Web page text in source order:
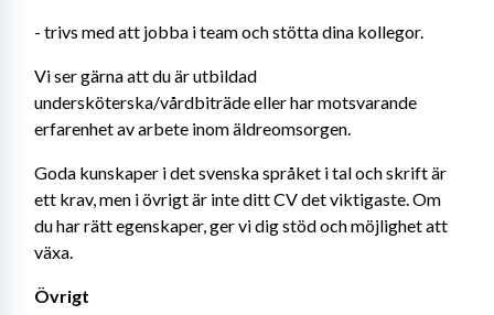
- trivs med att jobba i team och stötta dina kollegor.
Vi ser gärna att du är utbildad
undersköterska/vårdbiträde eller har motsvarande
erfarenhet av arbete inom äldreomsorgen.
Goda kunskaper i det svenska språket i tal och skrift är
ett krav, men i övrigt är inte ditt CV det viktigaste. Om
du har rätt egenskaper, ger vi dig stöd och möjlighet att
växa.
Övrigt